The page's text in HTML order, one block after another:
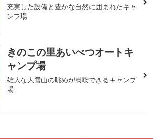
充実した設備と豊かな自然に囲まれたキャ
ンプ場
きのこの里あいべつオートキ
ャンプ場
雄大な大雪山の眺めが満喫できるキャンプ
場